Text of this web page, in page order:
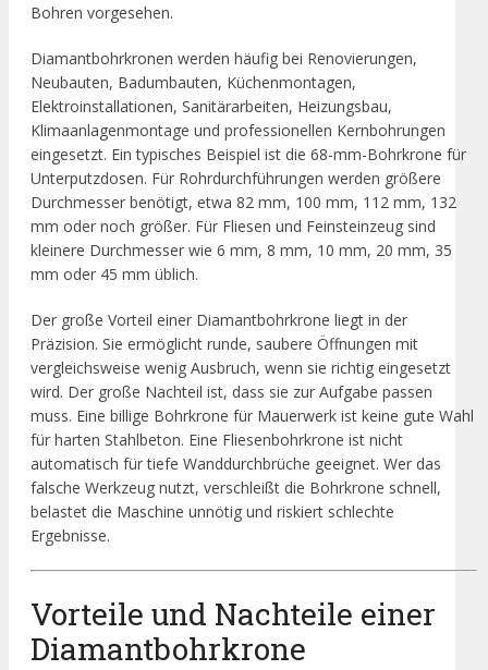
Bohren vorgesehen.
Diamantbohrkronen werden häufig bei Renovierungen,
Neubauten, Badumbauten, Küchenmontagen,
Elektroinstallationen, Sanitärarbeiten, Heizungsbau,
Klimaanlagenmontage und professionellen Kernbohrungen
eingesetzt. Ein typisches Beispiel ist die 68-mm-Bohrkrone für
Unterputzdosen. Für Rohrdurchführungen werden größere
Durchmesser benötigt, etwa 82 mm, 100 mm, 112 mm, 132
mm oder noch größer. Für Fliesen und Feinsteinzeug sind
kleinere Durchmesser wie 6 mm, 8 mm, 10 mm, 20 mm, 35
mm oder 45 mm üblich.
Der große Vorteil einer Diamantbohrkrone liegt in der
Präzision. Sie ermöglicht runde, saubere Öffnungen mit
vergleichsweise wenig Ausbruch, wenn sie richtig eingesetzt
wird. Der große Nachteil ist, dass sie zur Aufgabe passen
muss. Eine billige Bohrkrone für Mauerwerk ist keine gute Wahl
für harten Stahlbeton. Eine Fliesenbohrkrone ist nicht
automatisch für tiefe Wanddurchbrüche geeignet. Wer das
falsche Werkzeug nutzt, verschleißt die Bohrkrone schnell,
belastet die Maschine unnötig und riskiert schlechte
Ergebnisse.
Vorteile und Nachteile einer
Diamantbohrkrone